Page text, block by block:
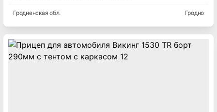
Гродненская обл. Гродно